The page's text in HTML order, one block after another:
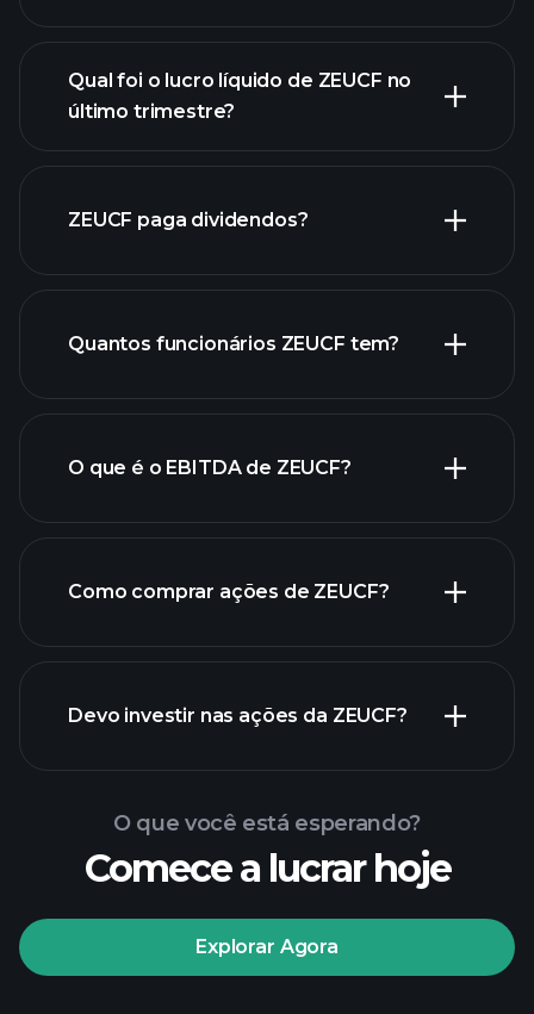
lucros de
ZEUCF
relatórios financeiros de ZEUCF
Qual foi o lucro líquido de ZEUCF no
último trimestre?
ZEUCF
ZEUCF paga dividendos?
ações de alto dividendo
Quantos funcionários ZEUCF tem?
O que é o EBITDA de ZEUCF?
Como comprar ações de ZEUCF?
torneios Playtrade
corretor recomendado
Devo investir nas ações da ZEUCF?
O que você está esperando?
Comece a lucrar hoje
Explorar Agora